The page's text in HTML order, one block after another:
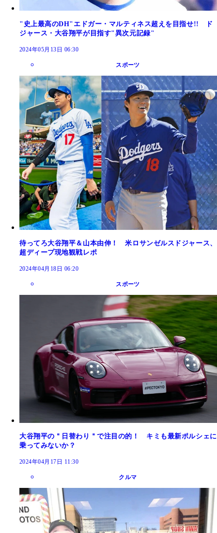
"史上最高のDH"エドガー・マルティネス超えを目指せ!! ド
ジャース・大谷翔平が目指す"異次元記録"
2024年05月13日 06:30
スポーツ
待ってろ大谷翔平＆山本由伸！ 米ロサンゼルスドジャース、
超ディープ現地観戦レポ
2024年04月18日 06:20
スポーツ
大谷翔平の＂日替わり＂で注目の的！ キミも最新ポルシェに
乗ってみないか？
2024年04月17日 11:30
クルマ